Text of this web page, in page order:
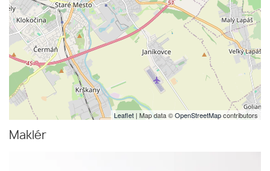
Leaflet | Map data ©OpenStreetMapcontributors
Maklér